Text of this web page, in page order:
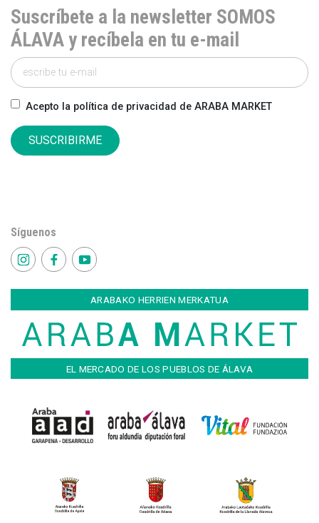
Suscríbete a la newsletter SOMOS
ÁLAVA y recíbela en tu e-mail
Acepto la política de privacidad de ARABA MARKET
SUSCRIBIRME
Síguenos
ARABAKO HERRIEN MERKATUA
EL MERCADO DE LOS PUEBLOS DE ÁLAVA